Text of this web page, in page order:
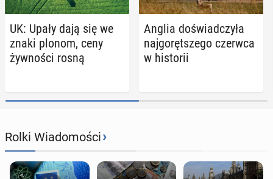
UK: Upały dają się we
znaki plonom, ceny
żyw­no­ści rosną
Anglia do­świad­czy­ła
naj­go­ręt­sze­go czerwca
w hi­sto­rii
Rolki Wiadomości›